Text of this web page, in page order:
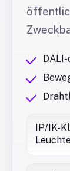
IP/IK-